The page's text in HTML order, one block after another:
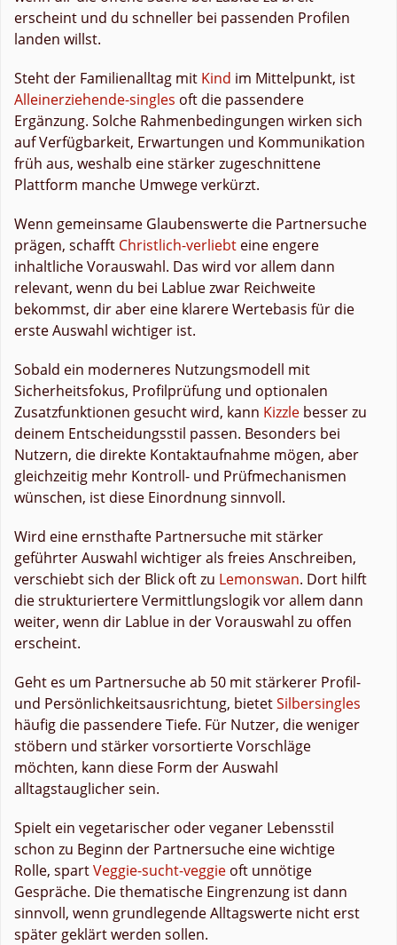
erscheint und du schneller bei passenden Profilen
landen willst.
Steht der Familienalltag mit Kind im Mittelpunkt, ist
Alleinerziehende-singles oft die passendere
Ergänzung. Solche Rahmenbedingungen wirken sich
auf Verfügbarkeit, Erwartungen und Kommunikation
früh aus, weshalb eine stärker zugeschnittene
Plattform manche Umwege verkürzt.
Wenn gemeinsame Glaubenswerte die Partnersuche
prägen, schafft Christlich-verliebt eine engere
inhaltliche Vorauswahl. Das wird vor allem dann
relevant, wenn du bei Lablue zwar Reichweite
bekommst, dir aber eine klarere Wertebasis für die
erste Auswahl wichtiger ist.
Sobald ein moderneres Nutzungsmodell mit
Sicherheitsfokus, Profilprüfung und optionalen
Zusatzfunktionen gesucht wird, kann Kizzle besser zu
deinem Entscheidungsstil passen. Besonders bei
Nutzern, die direkte Kontaktaufnahme mögen, aber
gleichzeitig mehr Kontroll- und Prüfmechanismen
wünschen, ist diese Einordnung sinnvoll.
Wird eine ernsthafte Partnersuche mit stärker
geführter Auswahl wichtiger als freies Anschreiben,
verschiebt sich der Blick oft zu Lemonswan. Dort hilft
die strukturiertere Vermittlungslogik vor allem dann
weiter, wenn dir Lablue in der Vorauswahl zu offen
erscheint.
Geht es um Partnersuche ab 50 mit stärkerer Profil-
und Persönlichkeitsausrichtung, bietetSilbersingles
häufig die passendere Tiefe. Für Nutzer, die weniger
stöbern und stärker vorsortierte Vorschläge
möchten, kann diese Form der Auswahl
alltagstauglicher sein.
Spielt ein vegetarischer oder veganer Lebensstil
schon zu Beginn der Partnersuche eine wichtige
Rolle, spartVeggie-sucht-veggie oft unnötige
Gespräche. Die thematische Eingrenzung ist dann
sinnvoll, wenn grundlegende Alltagswerte nicht erst
später geklärt werden sollen.